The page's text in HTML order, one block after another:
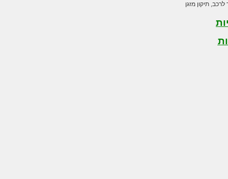
,תיקון מזגן